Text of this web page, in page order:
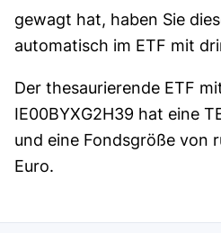
gewagt hat, haben Sie
automatisch im ETF mit
Der thesaurierende ETF
IE00BYXG2H39 hat eine
und eine Fondsgröße von
Euro.